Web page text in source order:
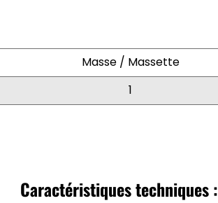
Masse / Massette
1
Caractéristiques techniques :